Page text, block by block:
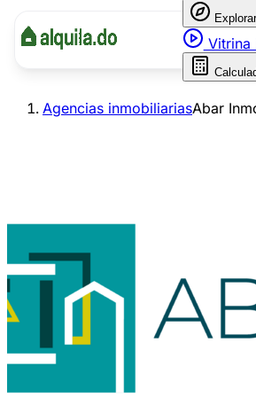
Vitrina
Agencias inmobiliariasAbar